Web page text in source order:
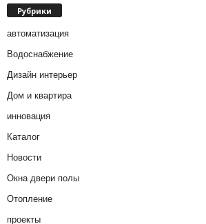
Рубрики
автоматизация
Водоснабжение
Дизайн интерьер
Дом и квартира
инновация
Каталог
Новости
Окна двери полы
Отопление
проекты